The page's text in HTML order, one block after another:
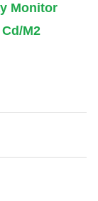
Monitor
m2